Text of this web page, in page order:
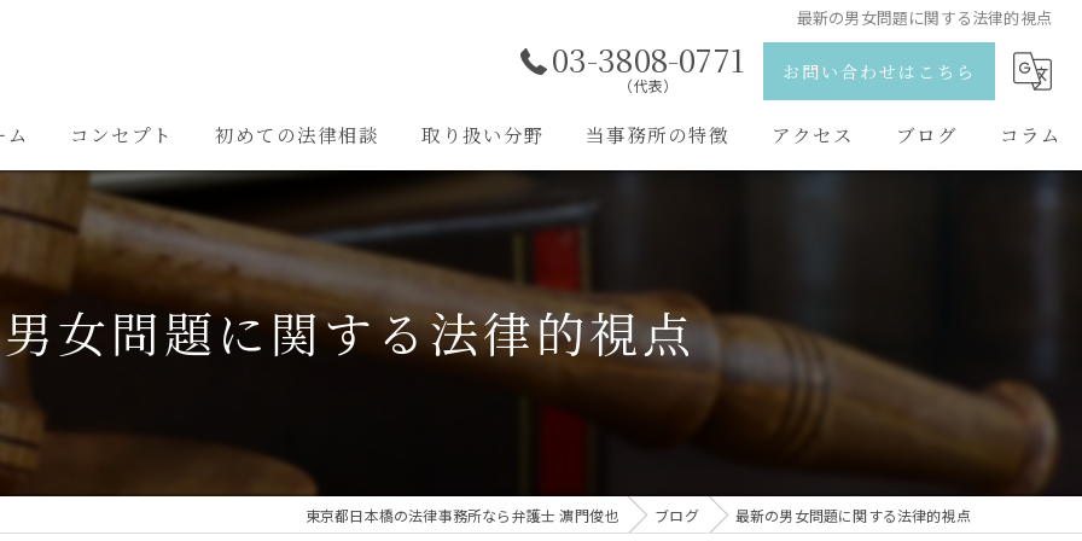
最新の男女問題に関する法律的視点
03-3808-0771
（代表）
お問い合わせはこちら
ム コンセプト 初めての法律相談 取り扱い分野
離婚問題
交通事故問題
相続問題
当事務所の特徴
刑事事件
アクセス ブログ コラム
女問題に関する法律的視点
東京都日本橋の法律事務所なら弁護士 濵門俊也 ブログ 最新の男女問題に関する法律的視点